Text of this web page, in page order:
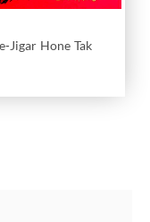
Jigar Hone Tak